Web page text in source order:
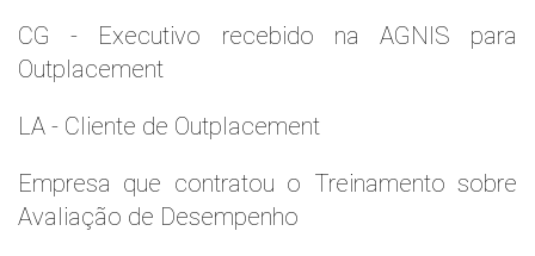
CG - Executivo recebido na AGNIS para
Outplacement
LA - Cliente de Outplacement
Empresa que contratou o Treinamento sobre
Avaliação de Desempenho